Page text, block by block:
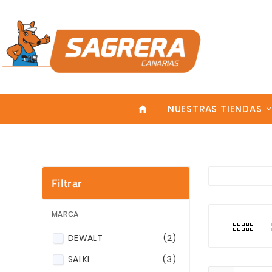
home NUESTRAS TIENDAS
Filtrar
MARCA
DEWALT
(2)
SALKI
(3)